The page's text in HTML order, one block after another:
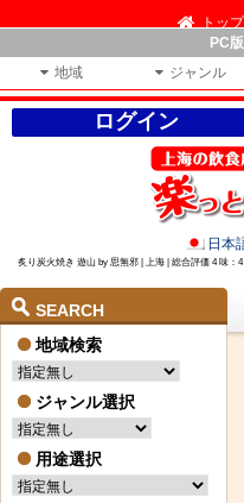
トッ
PC
地域
ジャンル
ログイン
日本
炙り炭火焼き 遊山 by 思無邪 | 上海 | 総合評価 4 味
SEARCH
地域検索
ジャンル選択
用途選択